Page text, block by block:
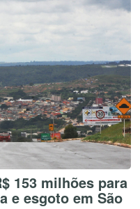
153 milhões para
e esgoto em São